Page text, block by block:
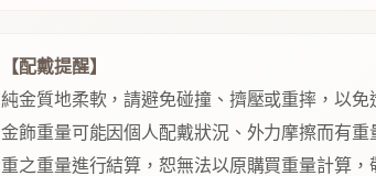
【配戴提醒】
純金質地柔軟，請避免碰撞、擠壓或重摔，以免
金飾重量可能因個人配戴狀況、外力摩擦而有
重之重量進行結算，恕無法以原購買重量計算，